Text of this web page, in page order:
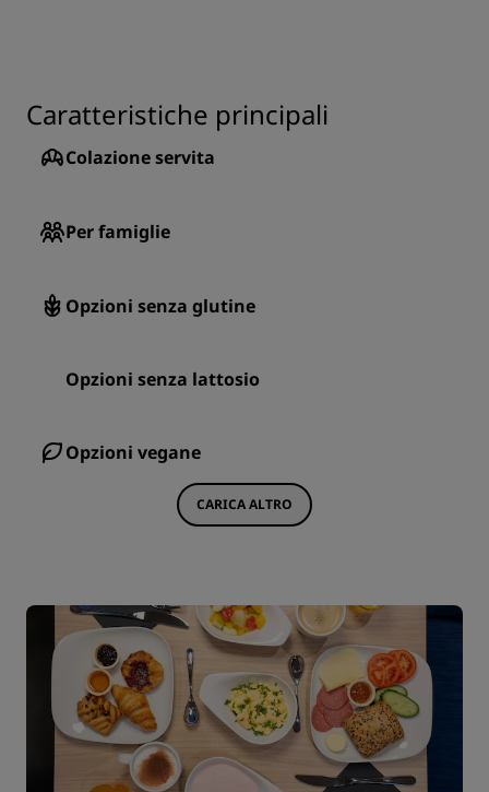
Caratteristiche principali
Colazione servita
Per famiglie
Opzioni senza glutine
Opzioni senza lattosio
Opzioni vegane
CARICA ALTRO